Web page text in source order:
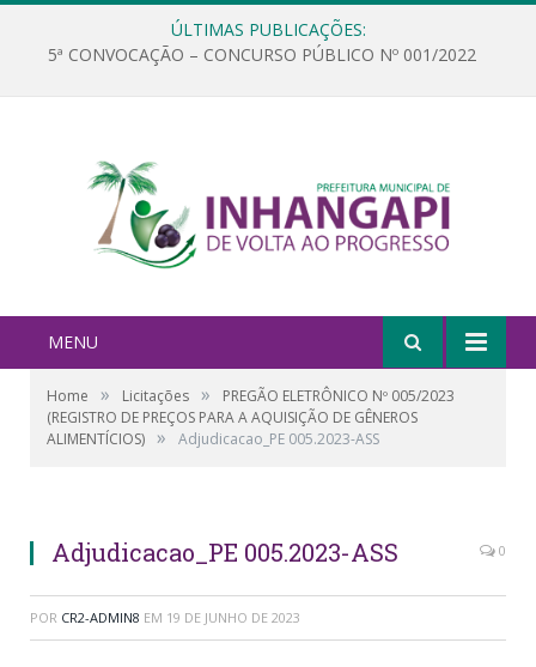
ÚLTIMAS PUBLICAÇÕES:
5ª CONVOCAÇÃO – CONCURSO PÚBLICO Nº 001/2022
MENU
Home » Licitações »
PREGÃO ELETRÔNICO Nº 005/2023
(REGISTRO DE PREÇOS PARA A AQUISIÇÃO DE GÊNEROS
ALIMENTÍCIOS) » Adjudicacao_PE 005.2023-ASS
Adjudicacao_PE 005.2023-ASS 0
POR CR2-ADMIN8 EM 19 DE JUNHO DE 2023